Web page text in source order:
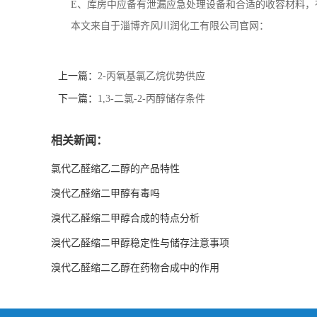
E、库房中应备有泄漏应急处理设备和合适的收容材料，
本文来自于淄博齐风川润化工有限公司官网：
上一篇： 2-丙氧基氯乙烷优势供应
下一篇： 1,3-二氯-2-丙醇储存条件
相关新闻：
氯代乙醛缩乙二醇的产品特性
溴代乙醛缩二甲醇有毒吗
溴代乙醛缩二甲醇合成的特点分析
溴代乙醛缩二甲醇稳定性与储存注意事项
溴代乙醛缩二乙醇在药物合成中的作用